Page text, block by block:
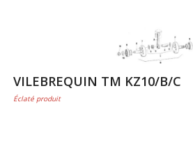
VILEBREQUIN TM KZ10/B/C
Éclaté produit